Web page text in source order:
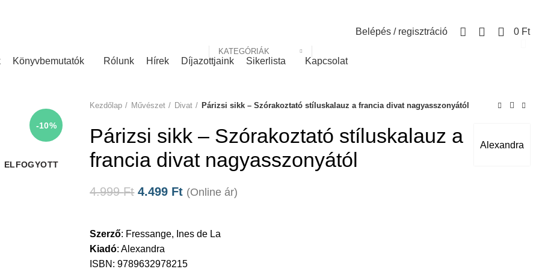
KATEGÓRIÁK
Belépés / regisztráció 0 Ft
Könyvbemutatók Rólunk Hírek Díjazottjaink Sikerlista Kapcsolat
-10%
ELFOGYOTT
Kezdőlap
Művészet Divat Párizsi sikk – Szórakoztató stíluskalauz a francia divat nagyasszonyától
Alexandra
Párizsi sikk – Szórakoztató stíluskalauz a
francia divat nagyasszonyától
4.999Ft 4.499 Ft (Online ár)
Szerző: Fressange, Ines de La
Kiadó:Alexandra
ISBN: 9789632978215